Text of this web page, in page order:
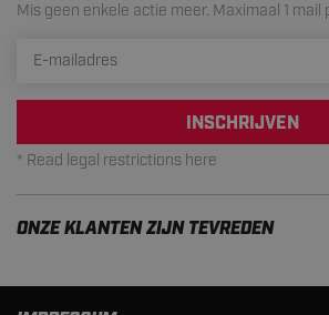
Mis geen enkele actie meer. Maximaal 1 mail
INSCHRIJVEN
* Read legal restrictions here
ONZE KLANTEN ZIJN TEVREDEN